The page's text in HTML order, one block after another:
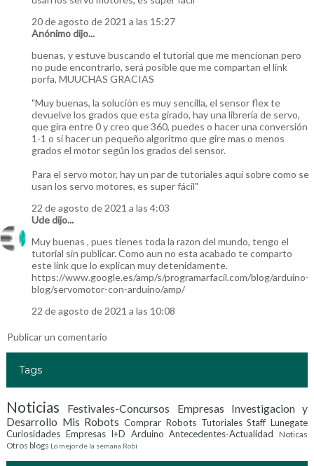
20 de agosto de 2021 a las 15:27
Anónimo dijo...
buenas, y estuve buscando el tutorial que me mencionan pero
no pude encontrarlo, será posible que me compartan el link
porfa, MUUCHAS GRACIAS
"Muy buenas, la solución es muy sencilla, el sensor flex te
devuelve los grados que esta girado, hay una librería de servo,
que gira entre 0 y creo que 360, puedes o hacer una conversión
1-1 o si hacer un pequeño algoritmo que gire mas o menos
grados el motor según los grados del sensor.
Para el servo motor, hay un par de tutoriales aqui sobre como se
usan los servo motores, es super fácil"
22 de agosto de 2021 a las 4:03
Udedijo...
Muy buenas , pues tienes toda la razon del mundo, tengo el
tutorial sin publicar. Como aun no esta acabado te comparto
este link que lo explican muy detenidamente.
https://www.google.es/amp/s/programarfacil.com/blog/arduino-
blog/servomotor-con-arduino/amp/
22 de agosto de 2021 a las 10:08
Publicar un comentario
Tags
Noticias Festivales-Concursos
Empresas Investigacion y
Desarrollo Mis Robots Comprar Robots Tutoriales Staff Lunegate
Curiosidades Empresas I+D Arduino Antecedentes-Actualidad
Noticas
Otros blogs Lo mejor de la semana Robi